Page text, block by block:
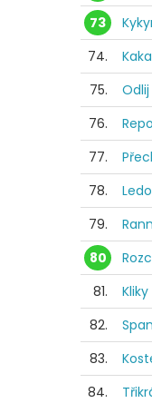
73
74.
75.
76.
77.
78.
79.
80
81.
82.
83.
84.